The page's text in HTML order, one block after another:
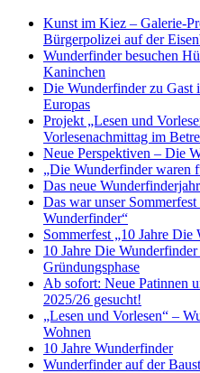
Kunst im Kiez – Galerie-
Bürgerpolizei auf der
Wunderfinder besuchen
Kaninchen
Die Wunderfinder zu Gast
Europas
Projekt „Lesen und
Vorlesenachmittag im
Neue Perspektiven – Die
„Die Wunderfinder waren
Das neue
Das war unser
Wunderfinder“
Sommerfest „10 Jahre Die
10 Jahre Die
Gründungsphase
Ab sofort: Neue Patinnen
2025/26 gesucht!
„Lesen und Vorlesen“ –
Wohnen
10 Jahre Wunderfinder
Wunderfinder auf der